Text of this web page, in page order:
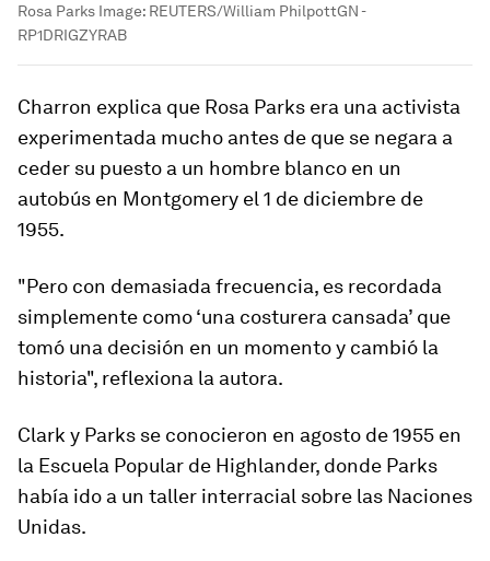
Rosa Parks Image: REUTERS/William PhilpottGN -
RP1DRIGZYRAB
Charron explica que Rosa Parks era una activista
experimentada mucho antes de que se negara a
ceder su puesto a un hombre blanco en un
autobús en Montgomery el 1 de diciembre de
1955.
"Pero con demasiada frecuencia, es recordada
simplemente como ‘una costurera cansada’ que
tomó una decisión en un momento y cambió la
historia", reflexiona la autora.
Clark y Parks se conocieron en agosto de 1955 en
la Escuela Popular de Highlander, donde Parks
había ido a un taller interracial sobre las Naciones
Unidas.